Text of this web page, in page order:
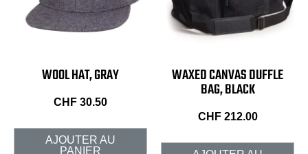
WOOL HAT, GRAY
CHF 30.50
AJOUTER AU
PANIER
WAXED CANVAS DUFFLE
BAG, BLACK
CHF212.00